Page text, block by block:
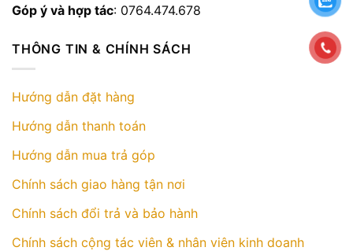
Góp ý và hợp tác: 0764.474.678
THÔNG TIN & CHÍNH SÁCH
Hướng dẫn đặt hàng
Hướng dẫn thanh toán
Hướng dẫn mua trả góp
Chính sách giao hàng tận nơi
Chính sách đổi trả và bảo hành
Chính sách cộng tác viên & nhân viên kinh doanh